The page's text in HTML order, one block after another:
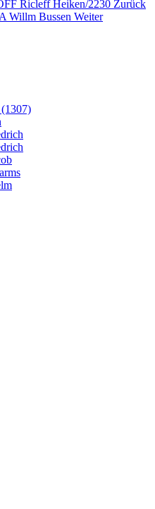
Ricleff Heiken/2230 Zurück
Willm Bussen Weiter